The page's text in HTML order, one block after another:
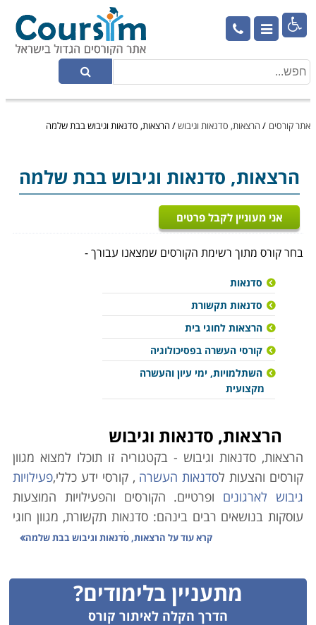

אתר קורסים / הרצאות, סדנאות וגיבוש/ הרצאות, סדנאות וגיבוש בבת שלמה
הרצאות, סדנאות וגיבוש בבת שלמה
אני מעוניין לקבל פרטים
בחר קורס מתוך רשימת הקורסים שמצאנו עבורך -
סדנאות
סדנאות תקשורת
הרצאות לחוגי בית
קורסי העשרה בפסיכולוגיה
השתלמויות, ימי עיון והעשרה
מקצועית
הרצאות, סדנאות וגיבוש
הרצאות, סדנאות וגיבוש - בקטגוריה זו תוכלו למצוא מגוון
קורסים והצעות לסדנאות העשרה , קורסי ידע כללי,פעילויות
גיבוש לארגונים ופרטיים. הקורסים והפעילויות המוצעות
עוסקות בנושאים רבים בינהם: סדנאות תקשורת, מגוון חוגי
קורסי העשרה בפסיכולוגיה, קורס העשרה
לארגונים בתחומים שונים ועוד. אתר קורסים מציע לכם מגוון
קורסים ופעילויות להעשרה ולימי כיף, בחרו את הרצוי,
השאירו פרטים ונציג יחזור אליכם.
קרא עוד על הרצאות, סדנאות וגיבוש בבת שלמה
מתעניין בלימודים?
הדרך הקלה לאיתור קורס